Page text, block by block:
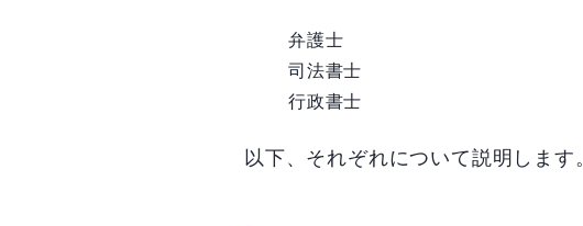
弁護士
司法書士
行政書士
以下、それぞれについて説明します。